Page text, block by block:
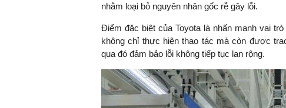
nhằm loại bỏ nguyên nhân gốc rễ gây lỗi.
Điểm đặc biệt của Toyota là nhấn mạnh vai
không chỉ thực hiện thao tác mà còn được
qua đó đảm bảo lỗi không tiếp tục lan rộng.